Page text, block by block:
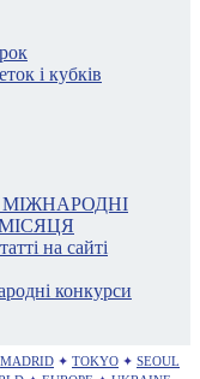
і кубків
МІЖНАРОДНІ
на сайті
конкурси
MADRID ✦ TOKYO ✦ SEOUL